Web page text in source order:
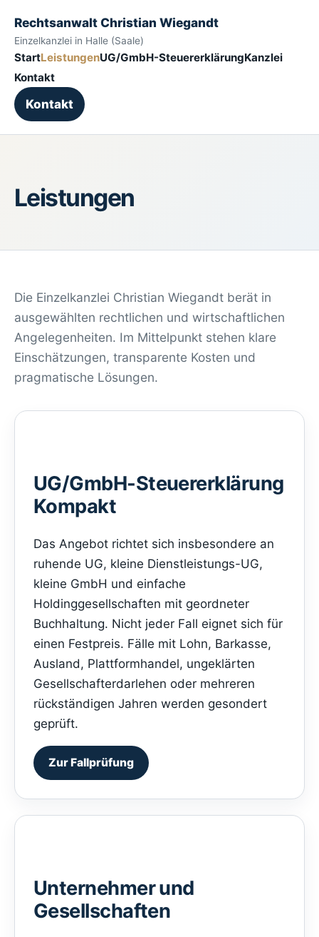
Rechtsanwalt Christian Wiegandt
Einzelkanzlei in Halle (Saale)
StartLeistungenUG/GmbH-SteuererklärungKanzlei
Kontakt
Kontakt
Leistungen
Die Einzelkanzlei Christian Wiegandt berät in
ausgewählten rechtlichen und wirtschaftlichen
Angelegenheiten. Im Mittelpunkt stehen klare
Einschätzungen, transparente Kosten und
pragmatische Lösungen.
UG/GmbH-Steuererklärung
Kompakt
Das Angebot richtet sich insbesondere an
ruhende UG, kleine Dienstleistungs-UG,
kleine GmbH und einfache
Holdinggesellschaften mit geordneter
Buchhaltung. Nicht jeder Fall eignet sich für
einen Festpreis. Fälle mit Lohn, Barkasse,
Ausland, Plattformhandel, ungeklärten
Gesellschafterdarlehen oder mehreren
rückständigen Jahren werden gesondert
geprüft.
Zur Fallprüfung
Unternehmer und
Gesellschaften